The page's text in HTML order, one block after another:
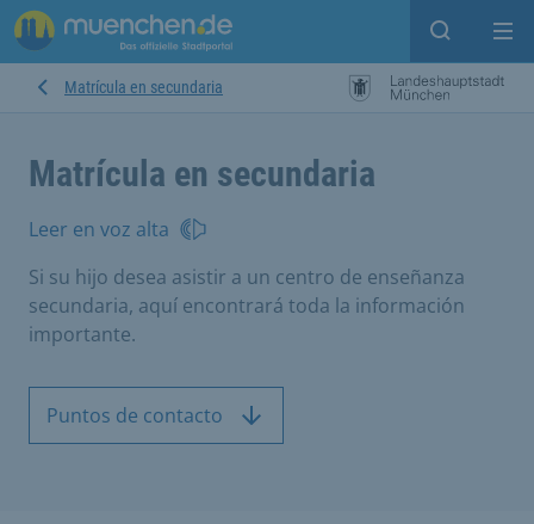
Open
Matrícula en secundaria
Matrícula en secundaria
Leer en voz alta
Si su hijo desea asistir a un centro de enseñanza
secundaria, aquí encontrará toda la información
importante.
Puntos de contacto